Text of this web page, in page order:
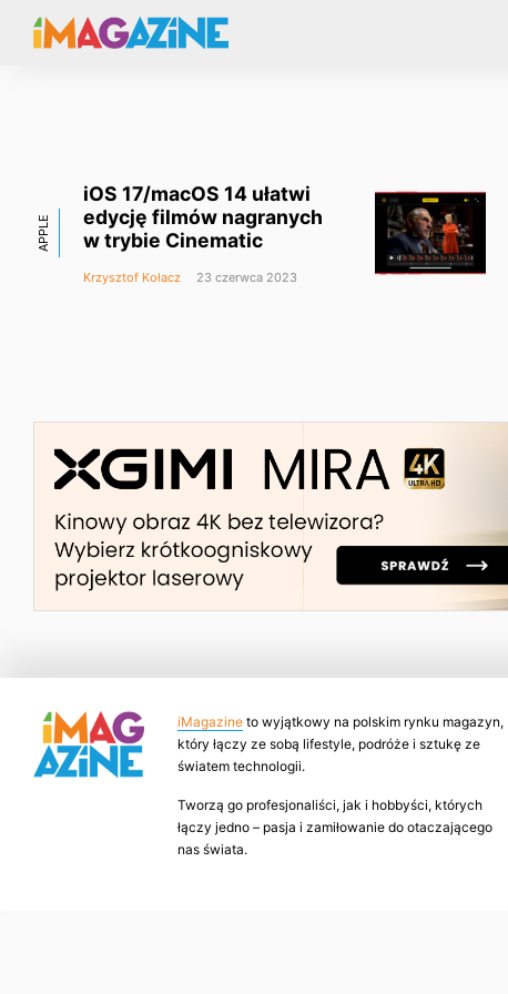
APPLE
iOS 17/macOS 14 ułatwi
edycję filmów nagranych
w trybie Cinematic
Krzysztof Kołacz 23 czerwca 2023
iMagazine to wyjątkowy na polskim rynku magazyn,
który łączy ze sobą lifestyle, podróże i sztukę ze
światem technologii.
Tworzą go profesjonaliści, jak i hobbyści, których
łączy jedno – pasja i zamiłowanie do otaczającego
nas świata.